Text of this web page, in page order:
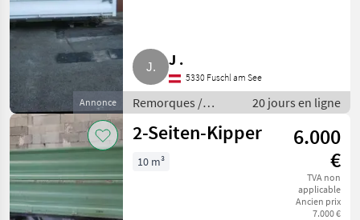
Annonce
J .
5330 Fuschl am See
Remorques /
Remorques de
voitures
20 jours en ligne
2-Seiten-Kipper
6.000
€
TVA non
applicable
Ancien prix
7.000 €
10 m³